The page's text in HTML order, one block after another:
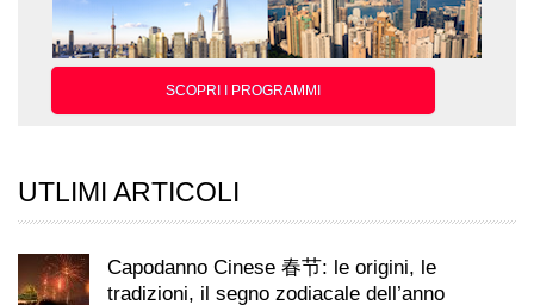
SCOPRI I PROGRAMMI
UTLIMI ARTICOLI
Capodanno Cinese 春节: le origini, le
tradizioni, il segno zodiacale dell’anno